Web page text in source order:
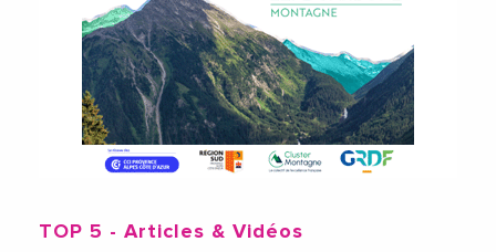
TOP 5 - Articles & Vidéos